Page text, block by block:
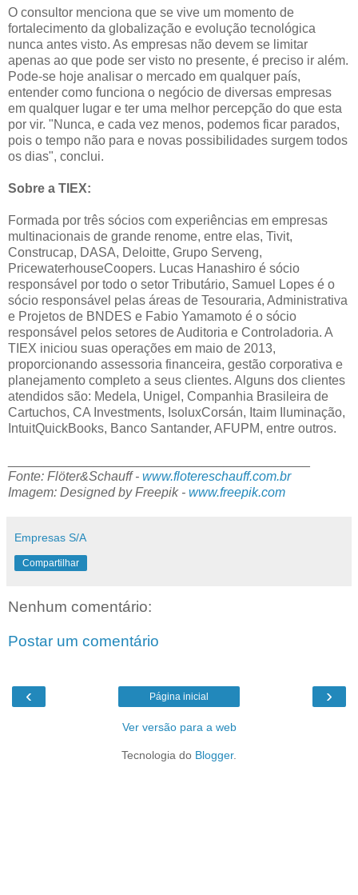
O consultor menciona que se vive um momento de
fortalecimento da globalização e evolução tecnológica
nunca antes visto. As empresas não devem se limitar
apenas ao que pode ser visto no presente, é preciso ir além.
Pode-se hoje analisar o mercado em qualquer país,
entender como funciona o negócio de diversas empresas
em qualquer lugar e ter uma melhor percepção do que esta
por vir. "Nunca, e cada vez menos, podemos ficar parados,
pois o tempo não para e novas possibilidades surgem todos
os dias", conclui.
Sobre a TIEX:
Formada por três sócios com experiências em empresas
multinacionais de grande renome, entre elas, Tivit,
Construcap, DASA, Deloitte, Grupo Serveng,
PricewaterhouseCoopers. Lucas Hanashiro é sócio
responsável por todo o setor Tributário, Samuel Lopes é o
sócio responsável pelas áreas de Tesouraria, Administrativa
e Projetos de BNDES e Fabio Yamamoto é o sócio
responsável pelos setores de Auditoria e Controladoria. A
TIEX iniciou suas operações em maio de 2013,
proporcionando assessoria financeira, gestão corporativa e
planejamento completo a seus clientes. Alguns dos clientes
atendidos são: Medela, Unigel, Companhia Brasileira de
Cartuchos, CA Investments, IsoluxCorsán, Itaim Iluminação,
IntuitQuickBooks, Banco Santander, AFUPM, entre outros.
Fonte: Flöter&Schauff - www.flotereschauff.com.br
Imagem: Designed by Freepik - www.freepik.com
Empresas S/A
Compartilhar
Nenhum comentário:
Postar um comentário
‹ ›
Página inicial
Ver versão para a web
Tecnologia do Blogger.